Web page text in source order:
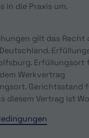
in die Praxis um.
gilt das Recht
Erfüllungsort
Werkvertrag
Gerichtsstand
diesem Vertrag ist